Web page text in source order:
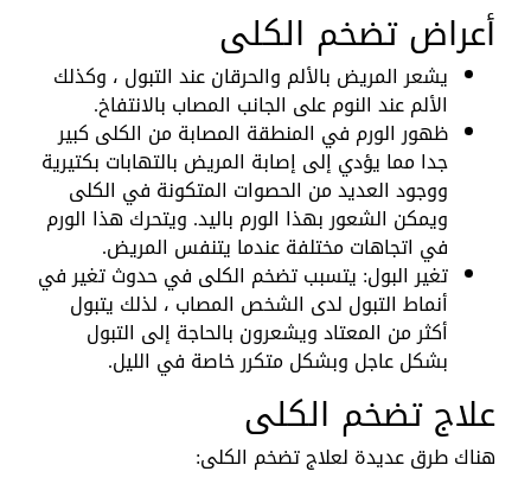
أعراض تضخم الكلى
يشعر المريض بالألم والحرقان عند التبول ، وكذلك
الألم عند النوم على الجانب المصاب بالانتفاخ.
ظهور الورم في المنطقة المصابة من الكلى كبير
جدا مما يؤدي إلى إصابة المريض بالتهابات بكتيرية
ووجود العديد من الحصوات المتكونة في الكلى
ويمكن الشعور بهذا الورم باليد. ويتحرك هذا الورم
في اتجاهات مختلفة عندما يتنفس المريض.
تغير البول: يتسبب تضخم الكلى في حدوث تغير في
أنماط التبول لدى الشخص المصاب ، لذلك يتبول
أكثر من المعتاد ويشعرون بالحاجة إلى التبول
بشكل عاجل وبشكل متكرر خاصة في الليل.
علاج تضخم الكلى
هناك طرق عديدة لعلاج تضخم الكلى: